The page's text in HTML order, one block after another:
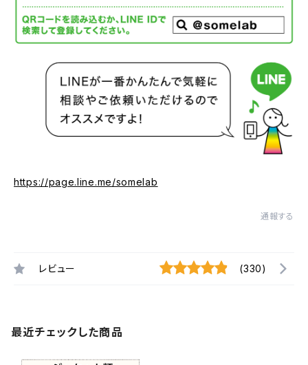
https://page.line.me/somelab
通報する
レビュー (330)
最近チェックした商品